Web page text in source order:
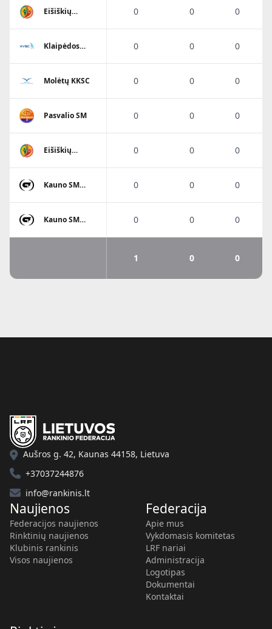
Eišiškių
SM
0 0 0
Klaipėdos
0 0 0
Molėtų KKSC 0 0 0
Pasvalio SM 0 0 0
Eišiškių
SM
0 0 0
Kauno SM
0 0 0
Kauno SM
0 0 0
1 0 0
Aušros g. 42, Kaunas 44158, Lietuva
+37037244876
info@rankinis.lt
Naujienos
Federacijos naujienos
Rinktinių naujienos
Klubinis rankinis
Visos naujienos
Federacija
Apie mus
Vykdomasis komitetas
LRF nariai
Administracija
Logotipas
Dokumentai
Kontaktai